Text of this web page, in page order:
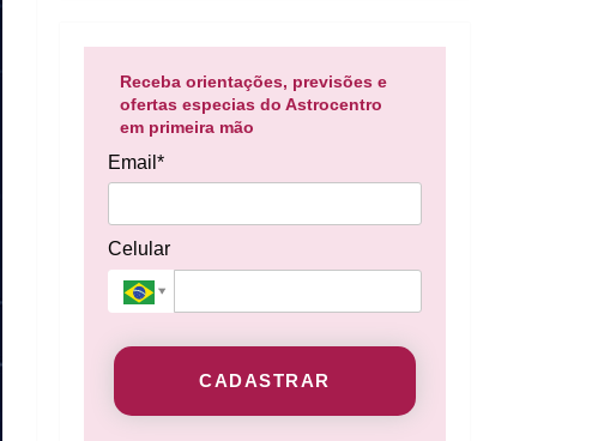
Receba orientações, previsões e
ofertas especias do Astrocentro
em primeira mão
Email*
Celular
CADASTRAR